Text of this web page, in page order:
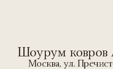
Шоурум ковров
Москва, ул.